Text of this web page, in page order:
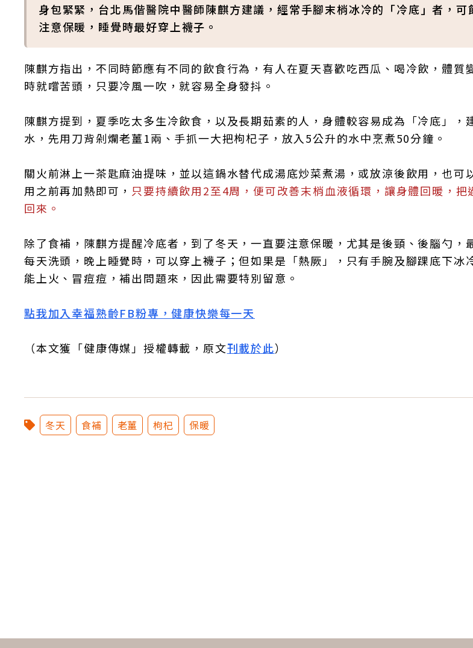
身包緊緊，台北馬偕醫院中醫師陳麒方建議，經常手腳末梢冰冷的「冷底」者，可
注意保暖，睡覺時最好穿上襪子。
陳麒方指出，不同時節應有不同的飲食行為，有人在夏天喜歡吃西瓜、喝冷飲，體質
時就嚐苦頭，只要冷風一吹，就容易全身發抖。
陳麒方提到，夏季吃太多生冷飲食，以及長期茹素的人，身體較容易成為「冷底」，
水，先用刀背剁爛老薑1兩、手抓一大把枸杞子，放入5公升的水中烹煮50分鐘。
關火前淋上一茶匙麻油提味，並以這鍋水替代成湯底炒菜煮湯，或放涼後飲用，也可
用之前再加熱即可， 只要持續飲用2至4周，便可改善末梢血液循環，讓身體回暖，把
回來。
除了食補，陳麒方提醒冷底者，到了冬天，一直要注意保暖，尤其是後頸、後腦勺，
每天洗頭，晚上睡覺時，可以穿上襪子；但如果是「熱厥」，只有手腕及腳踝底下冰
能上火、冒痘痘，補出問題來，因此需要特別留意。
點我加入幸福熟齡FB粉專，健康快樂每一天
（本文獲「健康傳媒」授權轉載，原文刊載於此）
冬天 食補 老薑 枸杞 保暖